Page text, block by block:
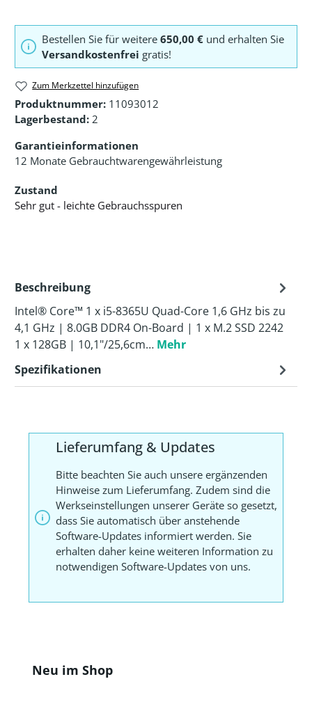
Bestellen Sie für weitere 650,00 € und erhalten Sie
Versandkostenfrei gratis!
Zum Merkzettel hinzufügen
Produktnummer: 11093012
Lagerbestand: 2
Garantieinformationen
12 Monate Gebrauchtwarengewährleistung
Zustand
Sehr gut - leichte Gebrauchsspuren
Beschreibung
Intel® Core™ 1 x i5-8365U Quad-Core 1,6 GHz bis zu
4,1 GHz | 8.0GB DDR4 On-Board | 1 x M.2 SSD 2242
1 x 128GB | 10,1"/25,6cm… Mehr
Spezifikationen
Lieferumfang & Updates
Bitte beachten Sie auch unsere ergänzenden
Hinweise zum Lieferumfang. Zudem sind die
Werkseinstellungen unserer Geräte so gesetzt,
dass Sie automatisch über anstehende
Software-Updates informiert werden. Sie
erhalten daher keine weiteren Information zu
notwendigen Software-Updates von uns.
Produktgalerie überspringen
Neu im Shop